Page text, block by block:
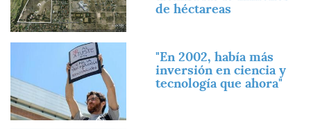
de héctareas
"En 2002, había más
inversión en ciencia y
tecnología que ahora"